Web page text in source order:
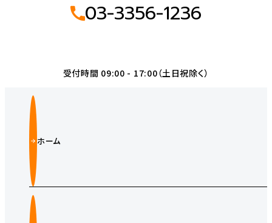
03-3356-1236
受付時間 09:00 - 17:00（土日祝除く）
ホーム